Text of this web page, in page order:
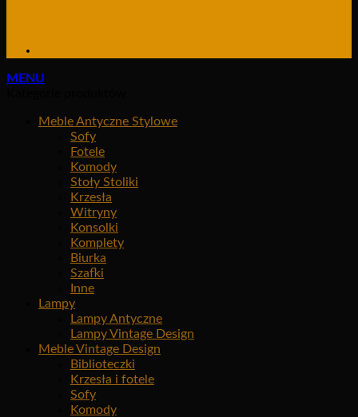
MENU
Meble Antyczne Stylowe
Sofy
Fotele
Komody
Stoły Stoliki
Krzesła
Witryny
Konsolki
Komplety
Biurka
Szafki
Inne
Lampy
Lampy Antyczne
Lampy Vintage Design
Meble Vintage Design
Biblioteczki
Krzesła i fotele
Sofy
Komody